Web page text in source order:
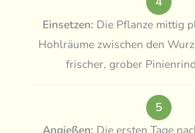
Einsetzen: Die Pflanze mittig
Hohlräume zwischen den
frischer, grober
5